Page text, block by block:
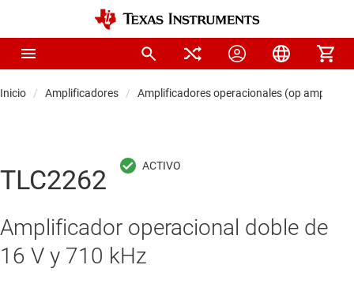
Inicio Amplificadores Amplificadores operacionales (op amps)
TLC2262
Amplificador operacional doble de
16 V y 710 kHz